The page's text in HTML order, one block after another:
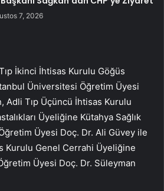
7, 2026
İkinci İhtisas Kurulu Göğüs
Üniversitesi Öğretim Üyesi
Adli Tıp Üçüncü İhtisas Kurulu
Üyeliğine Kütahya Sağlık
Üyesi Doç. Dr. Ali Güvey ile
Kurulu Genel Cerrahi Üyeliğine
Üyesi Doç. Dr. Süleyman